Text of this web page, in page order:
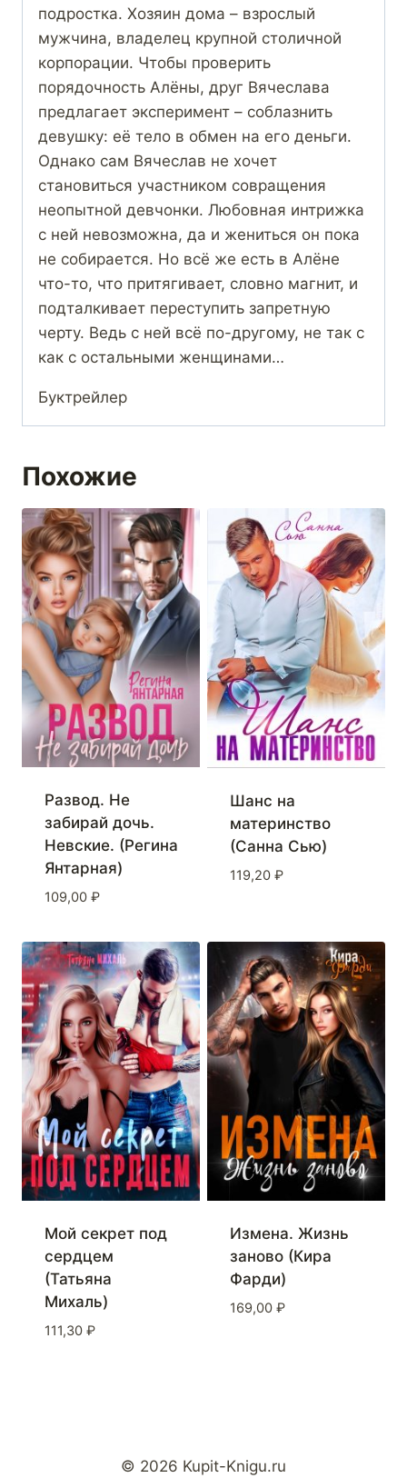
подростка. Хозяин дома – взрослый
мужчина, владелец крупной столичной
корпорации. Чтобы проверить
порядочность Алёны, друг Вячеслава
предлагает эксперимент – соблазнить
девушку: её тело в обмен на его деньги.
Однако сам Вячеслав не хочет
становиться участником совращения
неопытной девчонки. Любовная интрижка
с ней невозможна, да и жениться он пока
не собирается. Но всё же есть в Алёне
что-то, что притягивает, словно магнит, и
подталкивает переступить запретную
черту. Ведь с ней всё по-другому, не так с
как с остальными женщинами…
Буктрейлер
Похожие
Развод. Не
забирай дочь.
Невские. (Регина
Янтарная)
109,00 ₽
Шанс на
материнство
(Санна Сью)
119,20 ₽
Мой секрет под
сердцем
(Татьяна
Михаль)
111,30 ₽
Измена. Жизнь
заново (Кира
Фарди)
169,00 ₽
© 2026 Kupit-Knigu.ru